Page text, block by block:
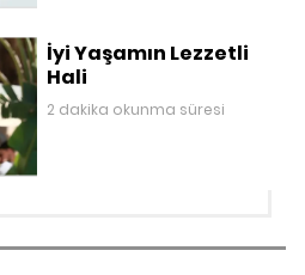
İyi Yaşamın Lezzetli
Hali
2 dakika okunma süresi